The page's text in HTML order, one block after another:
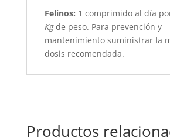
Felinos: 1 comprimido al día
Kgde peso. Para prevención y
mantenimiento suministrar la
dosis recomendada.
Productos